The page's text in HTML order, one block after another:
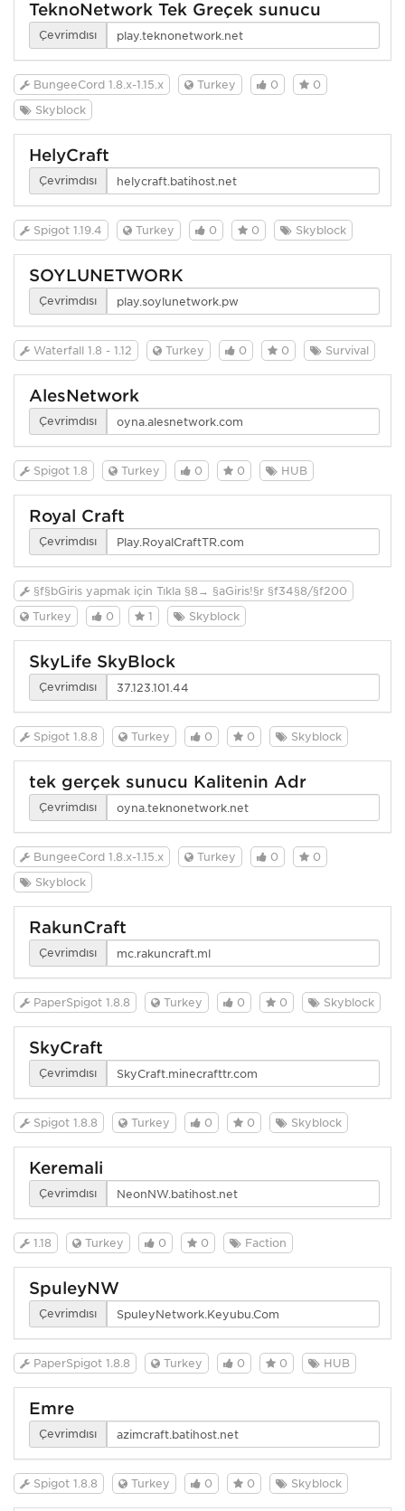
TeknoNetwork Tek Greçek sunucu
Çevrimdışı
BungeeCord 1.8.x-1.15.x Turkey 0
0
Skyblock
HelyCraft
Çevrimdışı
Spigot 1.19.4 Turkey 0 0 Skyblock
SOYLUNETWORK
Çevrimdışı
Waterfall 1.8 - 1.12 Turkey 0 0 Survival
AlesNetwork
Çevrimdışı
Spigot 1.8 Turkey 0 0 HUB
Royal Craft
Çevrimdışı
§f§bGiriş yapmak için Tıkla §8→ §aGiriş!§r §f34§8/§f200
Turkey
0 1 Skyblock
SkyLife SkyBlock
Çevrimdışı
Spigot 1.8.8 Turkey 0 0 Skyblock
tek gerçek sunucu Kalitenin Adr
Çevrimdışı
BungeeCord 1.8.x-1.15.x Turkey 0
0
Skyblock
RakunCraft
Çevrimdışı
PaperSpigot 1.8.8 Turkey 0 0 Skyblock
SkyCraft
Çevrimdışı
Spigot 1.8.8 Turkey 0 0 Skyblock
Keremali
Çevrimdışı
1.18 Turkey 0 0 Faction
SpuleyNW
Çevrimdışı
PaperSpigot 1.8.8 Turkey 0 0 HUB
Emre
Çevrimdışı
Spigot 1.8.8 Turkey 0 0 Skyblock